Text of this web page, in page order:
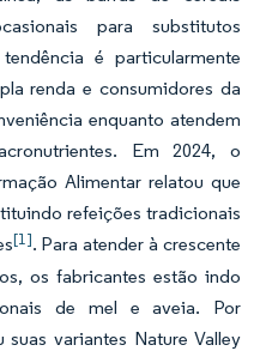
para substitutos
é particularmente
renda e consumidores da
enquanto atendem
Em 2024, o
Alimentar relatou que
refeições tradicionais
[1]. Para atender à crescente
os fabricantes estão indo
de mel e aveia. Por
variantes Nature Valley